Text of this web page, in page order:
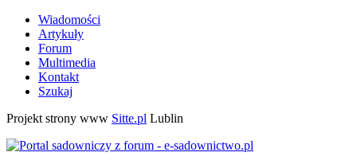
Wiadomości
Artykuły
Forum
Multimedia
Kontakt
Szukaj
Projekt strony www Sitte.pl Lublin